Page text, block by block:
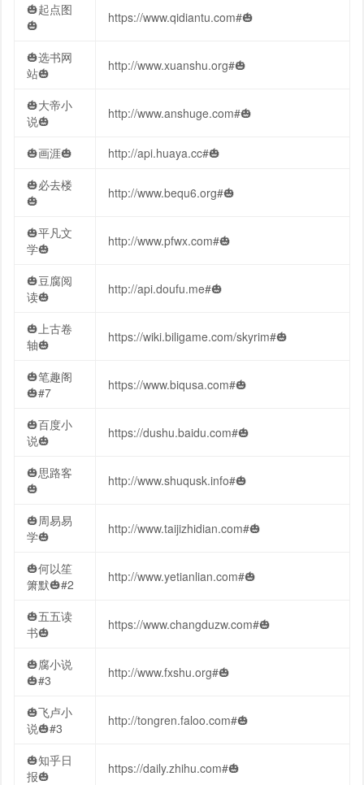
🎃起点图
🎃
https://www.qidiantu.com#🎃
🎃选书网
站🎃
http://www.xuanshu.org#🎃
🎃大帝小
说🎃
http://www.anshuge.com#🎃
🎃画涯🎃
http://api.huaya.cc#🎃
🎃必去楼
🎃
http://www.bequ6.org#🎃
🎃平凡文
学🎃
http://www.pfwx.com#🎃
🎃豆腐阅
读🎃
http://api.doufu.me#🎃
🎃上古卷
轴🎃
https://wiki.biligame.com/skyrim#🎃
🎃笔趣阁
🎃#7
https://www.biqusa.com#🎃
🎃百度小
说🎃
https://dushu.baidu.com#🎃
🎃思路客
🎃
http://www.shuqusk.info#🎃
🎃周易易
学🎃
http://www.taijizhidian.com#🎃
🎃何以笙
箫默🎃#2
http://www.yetianlian.com#🎃
🎃五五读
书🎃
https://www.changduzw.com#🎃
🎃腐小说
🎃#3
http://www.fxshu.org#🎃
🎃飞卢小
说🎃#3
http://tongren.faloo.com#🎃
🎃知乎日
报🎃
https://daily.zhihu.com#🎃